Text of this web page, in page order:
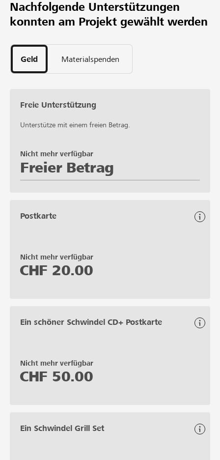
CHF 7’500
Wunschbetrag
Unterstützungen
Nachfolgende Unterstützungen
konnten am Projekt gewählt werden
Geld Materialspenden
Freie Unterstützung
Unterstütze mit einem freien Betrag.
Freier Betrag
Nicht mehr verfügbar
Postkarte
Nicht mehr verfügbar
CHF 20.00
Ein schöner Schwindel CD+ Postkarte
Nicht mehr verfügbar
CHF 50.00
Ein Schwindel Grill Set